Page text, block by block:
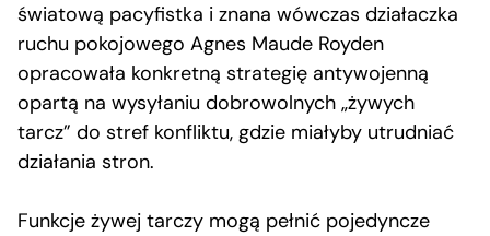
światową pacyfistka i znana wówczas działaczka
ruchu pokojowego Agnes Maude Royden
opracowała konkretną strategię antywojenną
opartą na wysyłaniu dobrowolnych „żywych
tarcz” do stref konfliktu, gdzie miałyby utrudniać
działania stron.
Funkcje żywej tarczy mogą pełnić pojedyncze